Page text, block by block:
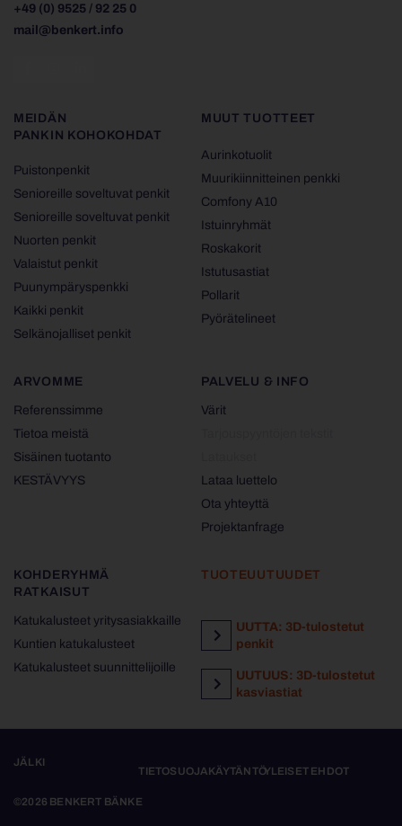
+49 (0) 9525 / 92 25 0
mail@benkert.info
MEIDÄN
PANKIN KOHOKOHDAT
Puistonpenkit
Senioreille soveltuvat penkit
Senioreille soveltuvat penkit
Nuorten penkit
Valaistut penkit
Puunympäryspenkki
Kaikki penkit
Selkänojalliset penkit
MUUT TUOTTEET
Aurinkotuolit
Muurikiinnitteinen penkki
Comfony A10
Istuinryhmät
Roskakorit
Istutusastiat
Pollarit
Pyörätelineet
ARVOMME
Referenssimme
Tietoa meistä
Sisäinen tuotanto
KESTÄVYYS
PALVELU & INFO
Värit
Lataa luettelo
Ota yhteyttä
Projektanfrage
KOHDERYHMÄ
RATKAISUT
Katukalusteet yritysasiakkaille
Kuntien katukalusteet
Katukalusteet suunnittelijoille
TUOTEUUTUUDET
UUTTA: 3D-tulostetut
penkit
UUTUUS: 3D-tulostetut
kasviastiat
JÄLKI
TIETOSUOJAKÄYTÄNTÖYLEISET EHDOT
©2026 BENKERT BÄNKE